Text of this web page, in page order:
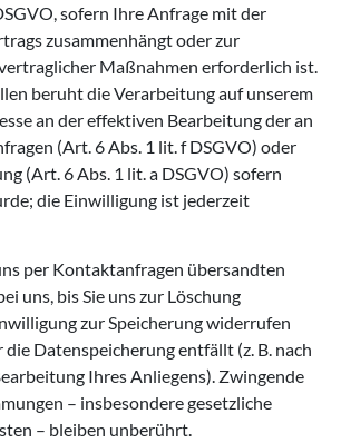
sofern Ihre Anfrage mit der
zusammenhängt oder zur
Maßnahmen erforderlich ist.
beruht die Verarbeitung auf unserem
an der effektiven Bearbeitung der an
(Art. 6 Abs. 1 lit. f DSGVO) oder
(Art. 6 Abs. 1 lit. a DSGVO) sofern
die Einwilligung ist jederzeit
per Kontaktanfragen übersandten
uns, bis Sie uns zur Löschung
zur Speicherung widerrufen
Datenspeicherung entfällt (z. B. nach
Ihres Anliegens). Zwingende
– insbesondere gesetzliche
– bleiben unberührt.